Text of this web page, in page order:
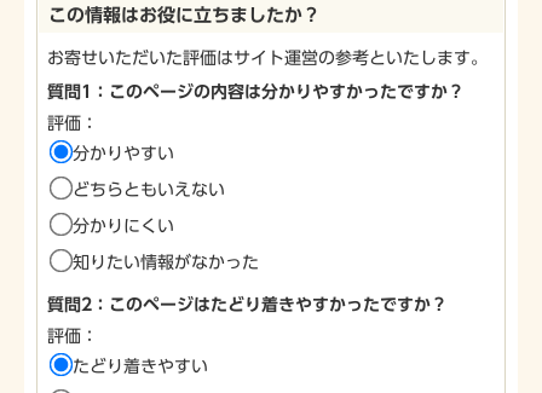
この情報はお役に立ちましたか？
お寄せいただいた評価はサイト運営の参考といたします。
質問1：このページの内容は分かりやすかったですか？
評価：
分かりやすい
どちらともいえない
分かりにくい
知りたい情報がなかった
質問2：このページはたどり着きやすかったですか？
評価：
たどり着きやすい